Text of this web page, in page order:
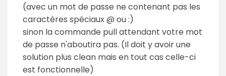
(avec un mot de passe ne contenant pas les
caractères spéciaux @ ou :)
sinon la commande pull attendant votre mot
de passe n'aboutira pas. (Il doit y avoir une
solution plus clean mais en tout cas celle-ci
est fonctionnelle)